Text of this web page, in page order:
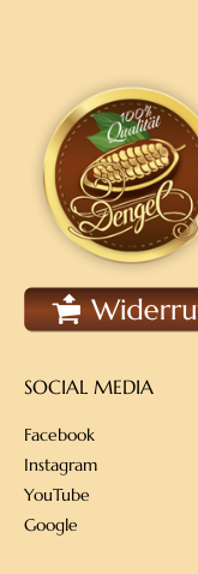
SOCIAL MEDIA
Facebook
Instagram
YouTube
Google